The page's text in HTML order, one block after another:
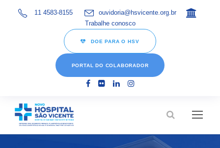
11 4583-8155
ouvidoria@hsvicente.org.br
Trabalhe conosco
DOE PARA O HSV
PORTAL DO COLABORADOR